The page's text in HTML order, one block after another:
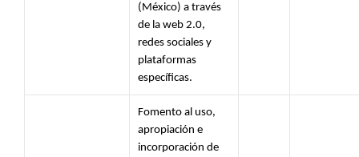
(México) a través
de la web 2.0,
redes sociales y
plataformas
específicas.
Fomento al uso,
apropiación e
incorporación de